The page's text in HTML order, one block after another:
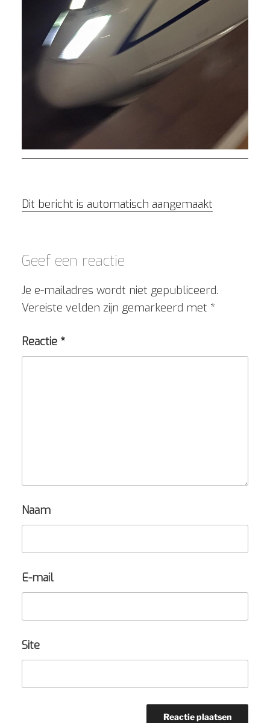
Dit bericht is automatisch aangemaakt
Geef een reactie
Je e-mailadres wordt niet gepubliceerd.
Vereiste velden zijn gemarkeerd met *
Reactie *
Naam
E-mail
Site